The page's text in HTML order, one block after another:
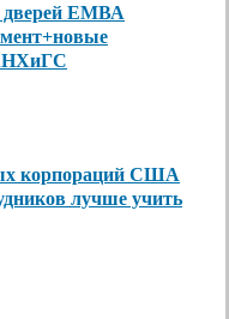
ЕМВА
корпораций США
лучше учить